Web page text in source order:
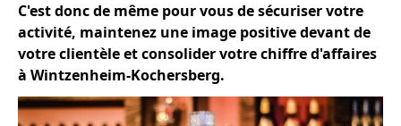
C'est donc de même pour vous de sécuriser votre
activité, maintenez une image positive devant de
votre clientèle et consolider votre chiffre d'affaires
à Wintzenheim-Kochersberg.